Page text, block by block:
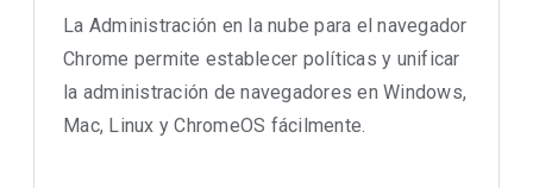
La Administración en la nube para el navegador
Chrome permite establecer políticas y unificar
la administración de navegadores en Windows,
Mac, Linux y ChromeOS fácilmente.